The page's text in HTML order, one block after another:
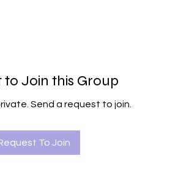
to Join this Group
Send a request to join.
To Join